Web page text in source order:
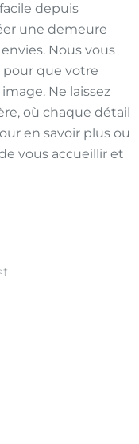
depuis
une demeure
Nous vous
pour que votre
Ne laissez
où chaque détail
en savoir plus ou
vous accueillir et